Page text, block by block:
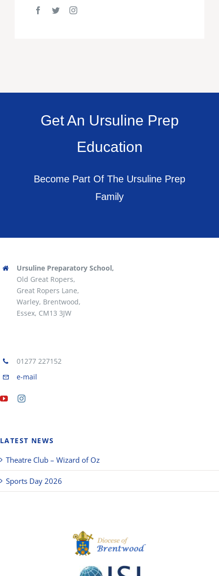
Get An Ursuline Prep
Education
Become Part Of The Ursuline Prep
Family
Ursuline Preparatory School,
Old Great Ropers,
Great Ropers Lane,
Warley, Brentwood,
Essex, CM13 3JW
01277 227152
e-mail
LATEST NEWS
Theatre Club – Wizard of Oz
Sports Day 2026